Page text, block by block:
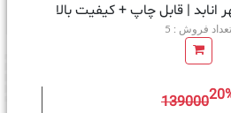
| قابل چاپ + کیفیت بالا
تعداد فروش : 5
139000